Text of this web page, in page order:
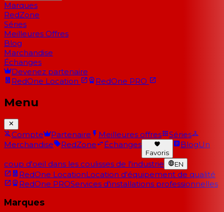
Marques
RedZone
Séries
Meilleures Offres
Blog
Marchandise
Échanges
Devenez partenaire
RedOne Location RedOne PRO
Menu
Compte Partenaire Meilleures offres
Séries
Merchandise
RedZone Échanges
Favoris
BlogUn
coup d'oeil dans les coulisses de l'industrie EN
RedOne LocationLocation d'équipement de qualité
RedOne PROServices d'installations professionnelles
Marques